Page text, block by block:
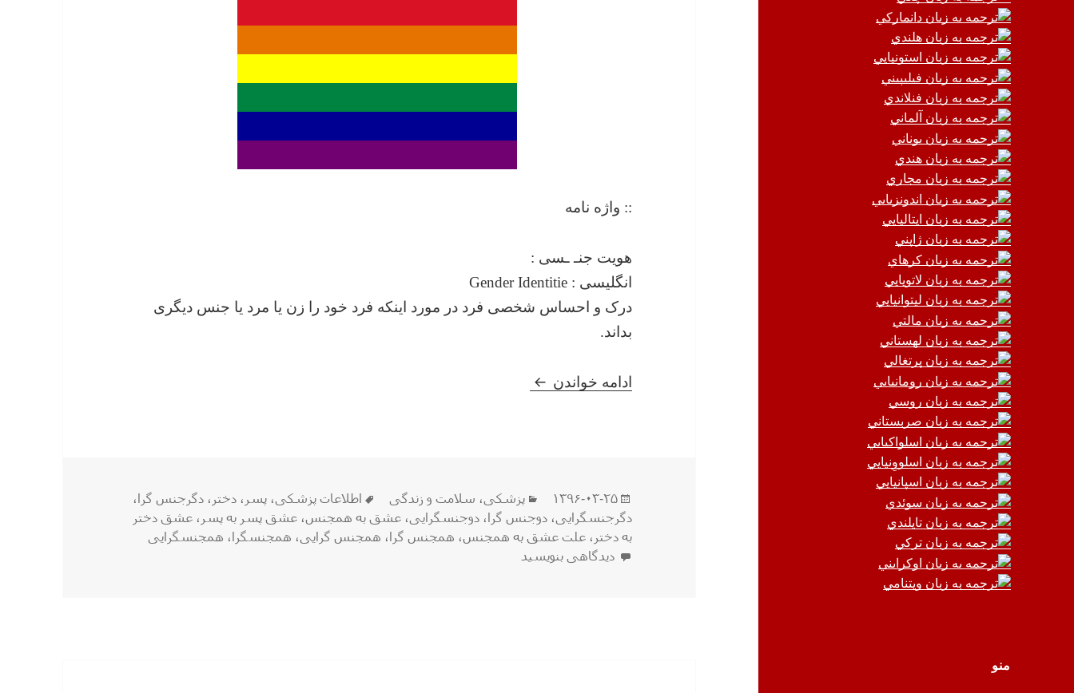
منو
:: واژه نامه
هویت جنـ ـسی :
انگلیسی : Gender Identitie
درک و احساس شخصی فرد در مورد اینکه فرد خود را زن یا مرد یا جنس دیگری
بداند.
ادامه خواندن همه چیز درباره گرایشات جنسی
ارسال
شده
در
۱۳۹۶-۰۳-۲۵ دسته‌ها
پزشکی، سلامت و زندگی برچسب‌ها
اطلاعات پزشکی،پسر ،دختر ،دگرجنس گرا ،
دگرجنسگرایی،دوجنس گرا ،دوجنسگرایی،عشق به همجنس،عشق پسر به پسر ،عشق دختر
به دختر ،علت عشق به همجنس، همجنس گرا ، همجنس گرایی، همجنسگرا ، همجنسگرایی
برای همه چیز درباره گرایشات جنسی
دیدگاهی بنویسید